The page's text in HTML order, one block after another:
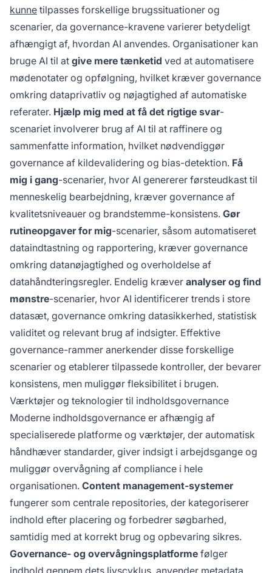
kunne tilpasses forskellige brugssituationer og
scenarier, da governance-kravene varierer betydeligt
afhængigt af, hvordan AI anvendes. Organisationer kan
bruge AI til at give mere tænketid ved at automatisere
mødenotater og opfølgning, hvilket kræver governance
omkring dataprivatliv og nøjagtighed af automatiske
referater. Hjælp mig med at få det rigtige svar-
scenariet involverer brug af AI til at raffinere og
sammenfatte information, hvilket nødvendiggør
governance af kildevalidering og bias-detektion. Få
mig i gang-scenarier, hvor AI genererer førsteudkast til
menneskelig bearbejdning, kræver governance af
kvalitetsniveauer og brandstemme-konsistens. Gør
rutineopgaver for mig-scenarier, såsom automatiseret
dataindtastning og rapportering, kræver governance
omkring datanøjagtighed og overholdelse af
datahåndteringsregler. Endelig kræver analyser og find
mønstre-scenarier, hvor AI identificerer trends i store
datasæt, governance omkring datasikkerhed, statistisk
validitet og relevant brug af indsigter. Effektive
governance-rammer anerkender disse forskellige
scenarier og etablerer tilpassede kontroller, der bevarer
konsistens, men muliggør fleksibilitet i brugen.
Værktøjer og teknologier til indholdsgovernance
Moderne indholdsgovernance er afhængig af
specialiserede platforme og værktøjer, der automatisk
håndhæver standarder, giver indsigt i arbejdsgange og
muliggør overvågning af compliance i hele
organisationen. Content management-systemer
fungerer som centrale repositories, der kategoriserer
indhold efter placering og forbedrer søgbarhed,
samtidig med at korrekt brug og opbevaring sikres.
Governance- og overvågningsplatforme følger